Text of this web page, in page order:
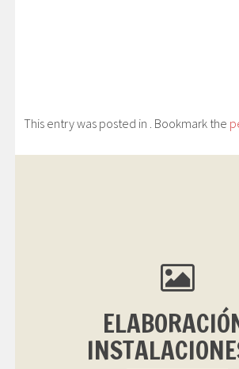
This entry was posted in . Bookmark the